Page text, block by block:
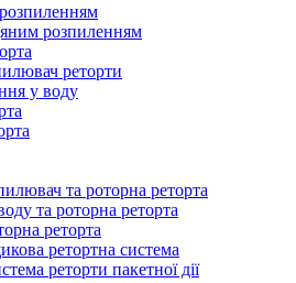
розпиленням
реторти
у воду
та роторна реторта
та роторна реторта
реторта
ретортна система
реторти пакетної дії